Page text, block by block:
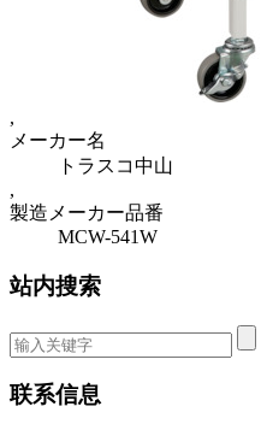
,
メーカー名
トラスコ中山
,
製造メーカー品番
MCW-541W
站内搜索
联系信息